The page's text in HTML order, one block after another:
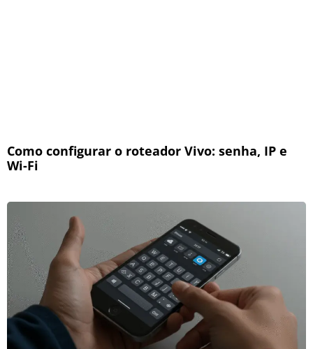
Como configurar o roteador Vivo: senha, IP e
Wi-Fi